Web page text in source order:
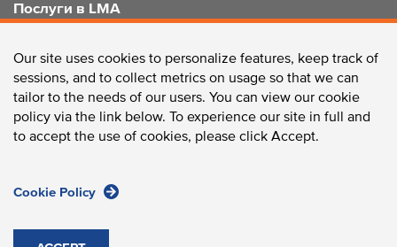
Послуги в LMA
ЗВ'ЯЖІТЬСЯ З НАМИ
Our site uses cookies to personalize features, keep track of
sessions, and to collect metrics on usage so that we can
tailor to the needs of our users. You can view our cookie
policy via the link below. To experience our site in full and
to accept the use of cookies, please click Accept.
Cookie Policy